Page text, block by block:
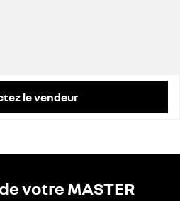
le vendeur
votre MASTER